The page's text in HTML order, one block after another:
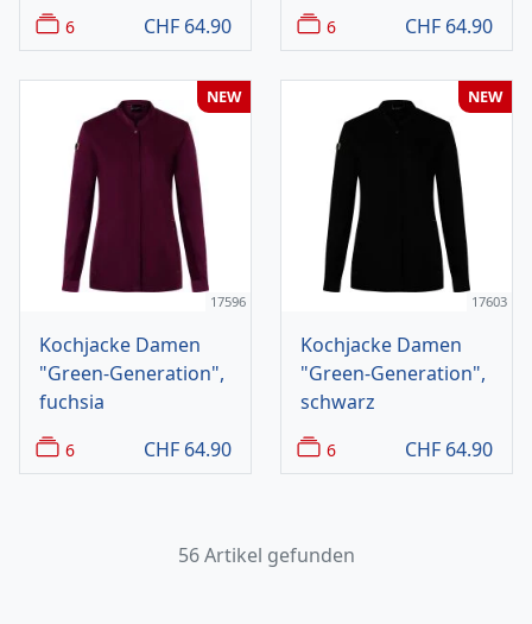
6 CHF 64.90 6 CHF 64.90
17596
Kochjacke Damen
"Green-Generation",
fuchsia
6 CHF 64.90
NEW
17603
Kochjacke Damen
"Green-Generation",
schwarz
6 CHF 64.90
NEW
56 Artikel gefunden